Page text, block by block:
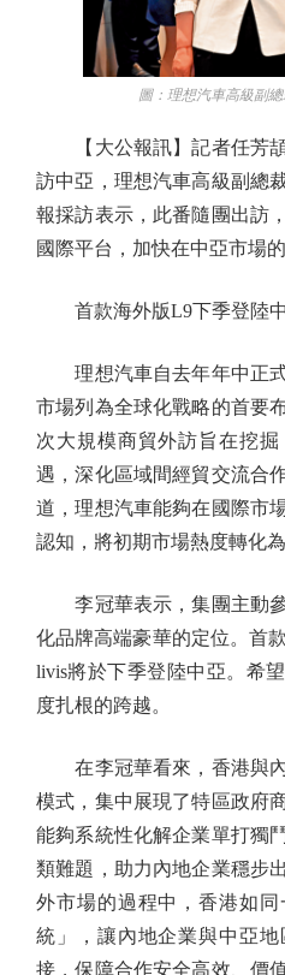
圖：理想汽車高級副總
【大公報訊】記者任芳頡
訪中亞，理想汽車高級副總
報採訪表示，此番隨團出訪
國際平台，加快在中亞市場的
首款海外版L9下季登陸
理想汽車自去年年中正式
市場列為全球化戰略的首要
次大規模商貿外訪旨在挖
遇，深化區域間經貿交流合
道，理想汽車能夠在國際市
認知，將初期市場熱度轉化
李冠華表示，集團主動參
化品牌高端豪華的定位。首
livis將於下季登陸中亞。希
度扎根的跨越。
在李冠華看來，香港與內
模式，集中展現了特區政府
能夠系統性化解企業單打獨
類難題，助力內地企業穩步
外市場的過程中，香港如
統」，讓內地企業與中亞
接，保障合作安全高效、價